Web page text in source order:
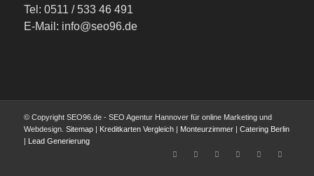
Tel: 0511 / 533 46 491
E-Mail: info@seo96.de
© Copyright SEO96.de - SEO Agentur Hannover für online Marketing und
Webdesign. Sitemap| Kreditkarten Vergleich| Monteurzimmer| Catering Berlin
| Lead Generierung